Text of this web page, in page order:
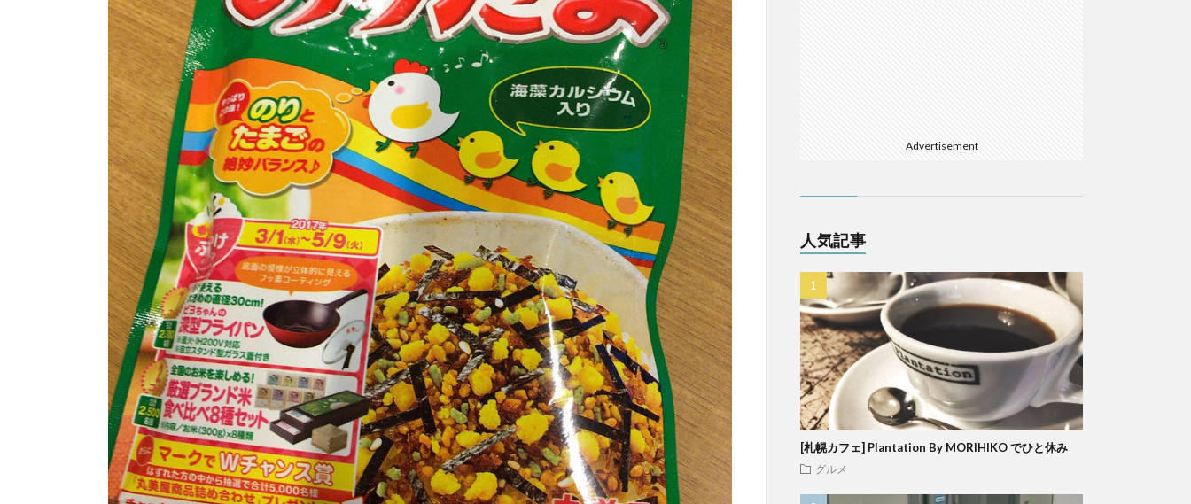
Advertisement
人気記事
[札幌カフェ] Plantation By MORIHIKO でひと休み
グルメ